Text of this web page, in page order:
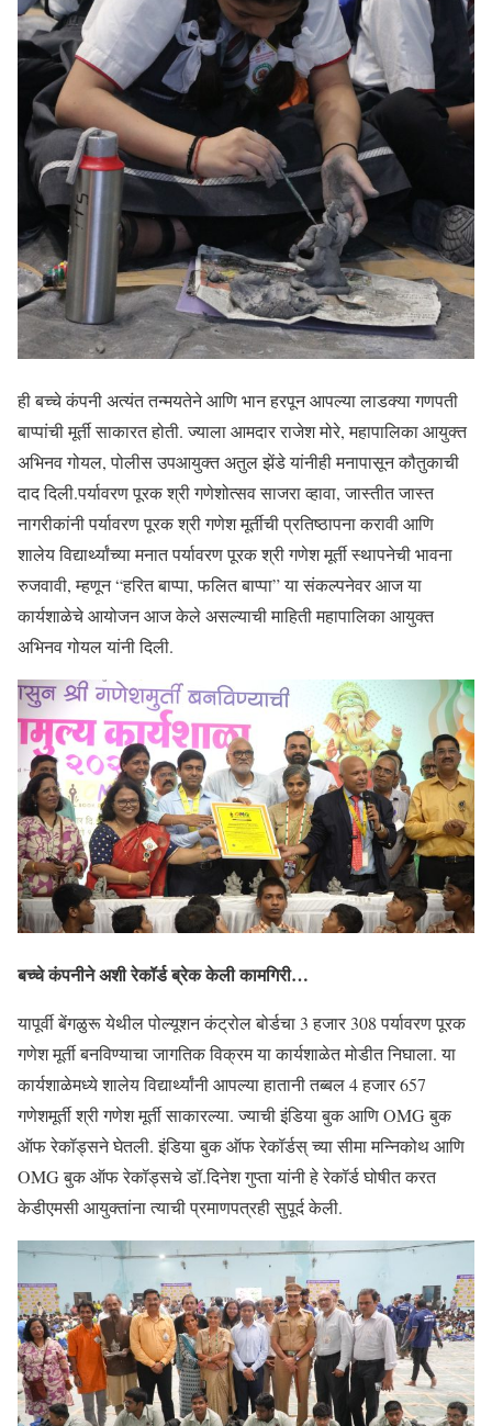
ही बच्चे कंपनी अत्यंत तन्मयतेने आणि भान हरपून आपल्या लाडक्या गणपती
बाप्पांची मूर्ती साकारत होती. ज्याला आमदार राजेश मोरे, महापालिका आयुक्त
अभिनव गोयल, पोलीस उपआयुक्त अतुल झेंडे यांनीही मनापासून कौतुकाची
दाद दिली.पर्यावरण पूरक श्री गणेशोत्सव साजरा व्हावा, जास्तीत जास्त
नागरीकांनी पर्यावरण पूरक श्री गणेश मूर्तीची प्रतिष्ठापना करावी आणि
शालेय विद्यार्थ्यांच्या मनात पर्यावरण पूरक श्री गणेश मूर्ती स्थापनेची भावना
रुजवावी, म्हणून “हरित बाप्पा, फलित बाप्पा” या संकल्पनेवर आज या
कार्यशाळेचे आयोजन आज केले असल्याची माहिती महापालिका आयुक्‍त
अभिनव गोयल यांनी दिली.
बच्चे कंपनीने अशी रेकॉर्ड ब्रेक केली कामगिरी…
यापूर्वी बेंगळुरू येथील पोल्यूशन कंट्रोल बोर्डचा 3 हजार 308 पर्यावरण पूरक
गणेश मूर्ती बनविण्याचा जागतिक विक्रम या कार्यशाळेत मोडीत निघाला. या
कार्यशाळेमध्ये शालेय विद्यार्थ्यांनी आपल्या हातानी तब्बल 4 हजार 657
गणेशमूर्ती श्री गणेश मूर्ती साकारल्या. ज्याची इंडिया बुक आणि OMG बुक
ऑफ रेकॉड्सने घेतली. इंडिया बुक ऑफ रेकॉर्डस् च्या सीमा मन्निकोथ आणि
OMG बुक ऑफ रेकॉड्सचे डॉ.दिनेश गुप्ता यांनी हे रेकॉर्ड घोषीत करत
केडीएमसी आयुक्तांना त्याची प्रमाणपत्रही सुपूर्द केली.